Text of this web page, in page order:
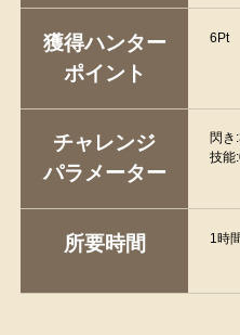
獲得ハンター
ポイント
6Pt
チャレンジ
パラメーター
閃き
技能
所要時間 1時